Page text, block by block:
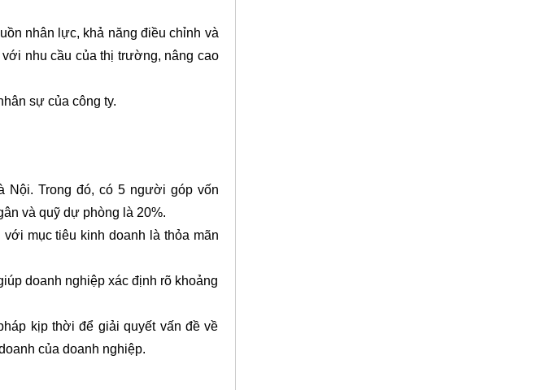
nhân lực, khả năng điều chỉnh và
nhu cầu của thị trường, nâng cao
sự của công ty.
Nội. Trong đó, có 5 người góp vốn
và quỹ dự phòng là 20%.
mục tiêu kinh doanh là thỏa mãn
doanh nghiệp xác định rõ khoảng
kịp thời để giải quyết vấn đề về
của doanh nghiệp.